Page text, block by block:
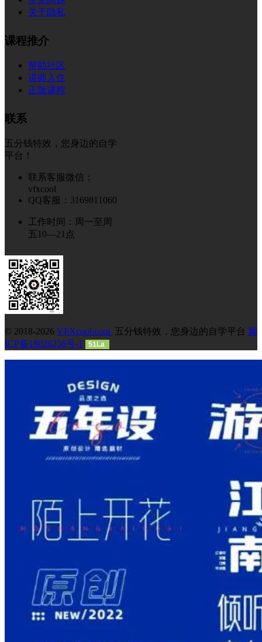
关于隐私
课程推介
帮助社区
讲师入住
正版课程
联系
五分钱特效，您身边的自学
平台！
联系客服微信：
vfxcool
QQ客服：3169811060
工作时间：周一至周
五10—21点
© 2018-2026 VFXcool.com 五分钱特效，您身边的自学平台 冀
ICP备18026256号-1
51La